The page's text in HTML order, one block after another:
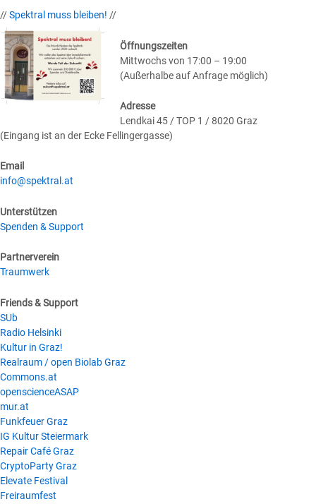
//Spektral muss bleiben! //
Öffnungszeiten
Mittwochs von 17:00 – 19:00
(Außerhalbe auf Anfrage möglich)
Adresse
Lendkai 45 / TOP 1 / 8020 Graz
(Eingang ist an der Ecke Fellingergasse)
Email
info@spektral.at
Unterstützen
Spenden & Support
Partnerverein
Traumwerk
Friends & Support
SUb
Radio Helsinki
Kultur in Graz!
Realraum / open Biolab Graz
Commons.at
openscienceASAP
mur.at
Funkfeuer Graz
IG Kultur Steiermark
Repair Café Graz
CryptoParty Graz
Elevate Festival
Freiraumfest